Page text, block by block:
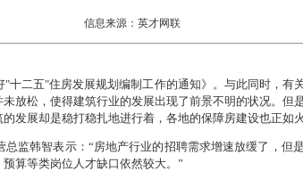
信息来源：英才网联
"十二五"住房发展规划编制工作的通知》。与此同时，有
放松，使得建筑行业的发展出现了前景不明的状况。但
发展却是稳打稳扎地进行着，各地的保障房建设也正如火
总监韩智表示：“房地产行业的招聘需求增速放缓了，但
算等类岗位人才缺口依然较大。”